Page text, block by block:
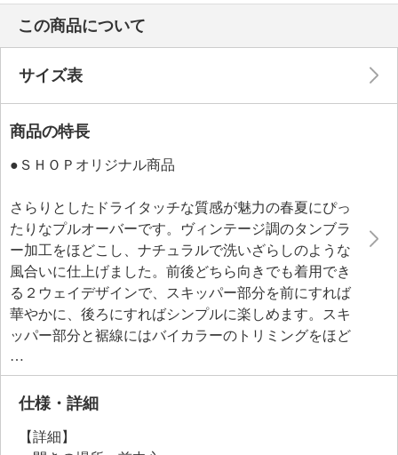
この商品について
サイズ表
商品の特長
●ＳＨＯＰオリジナル商品
さらりとしたドライタッチな質感が魅力の春夏にぴっ
たりなプルオーバーです。ヴィンテージ調のタンブラ
ー加工をほどこし、ナチュラルで洗いざらしのような
風合いに仕上げました。前後どちら向きでも着用でき
る２ウェイデザインで、スキッパー部分を前にすれば
華やかに、後ろにすればシンプルに楽しめます。スキ
ッパー部分と裾線にはバイカラーのトリミングをほど
こし、遊び心あるアクセントをプラス。シンプルなボ
クシーシルエットにドロップショルダーを採用し、抜
け感のあるデザインに仕上げました。
つくりでほっそりとした印象を与えます。左右の裾に
仕様・詳細
【詳細】